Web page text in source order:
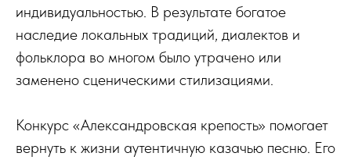
индивидуальностью. В результате богатое
наследие локальных традиций, диалектов и
фольклора во многом было утрачено или
заменено сценическими стилизациями.
Конкурс «Александровская крепость» помогает
вернуть к жизни аутентичную казачью песню. Его